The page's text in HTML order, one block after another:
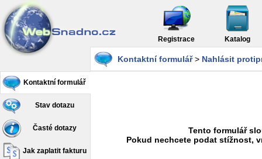
Registrace Katalog
Kontaktní formulář
Stav dotazu
Časté dotazy
Jak zaplatit fakturu
Kontaktní formulář> Nahlásit
Tento formulář
Pokud nechcete podat stížnost,